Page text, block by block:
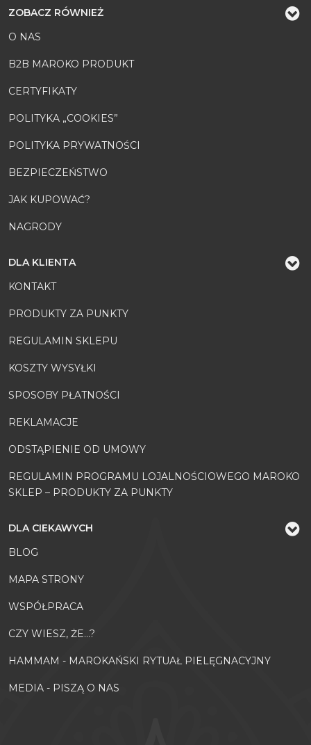
ZOBACZ RÓWNIEŻ
O NAS
B2B MAROKO PRODUKT
CERTYFIKATY
POLITYKA „COOKIES”
POLITYKA PRYWATNOŚCI
BEZPIECZEŃSTWO
JAK KUPOWAĆ?
NAGRODY
DLA KLIENTA
KONTAKT
PRODUKTY ZA PUNKTY
REGULAMIN SKLEPU
KOSZTY WYSYŁKI
SPOSOBY PŁATNOŚCI
REKLAMACJE
ODSTĄPIENIE OD UMOWY
REGULAMIN PROGRAMU LOJALNOŚCIOWEGO MAROKO
SKLEP – PRODUKTY ZA PUNKTY
DLA CIEKAWYCH
BLOG
MAPA STRONY
WSPÓŁPRACA
CZY WIESZ, ŻE...?
HAMMAM - MAROKAŃSKI RYTUAŁ PIELĘGNACYJNY
MEDIA - PISZĄ O NAS